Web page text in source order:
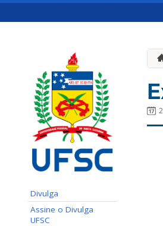
Divulga
Assine o Divulga
UFSC